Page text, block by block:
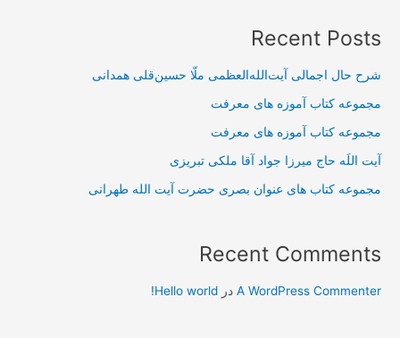
Recent Posts
شرح حال اجمالی آیت‌الله‌العظمی ملّا حسین‌قلی همدانی
مجموعه کتاب آموزه های معرفت
مجموعه کتاب آموزه های معرفت
آیت اللَه حاج میرزا جواد آقا ملکی تبریزی
مجموعه کتاب های عنوان بصری حضرت آیت الله طهرانی
Recent Comments
A WordPress Commenter درHello world!